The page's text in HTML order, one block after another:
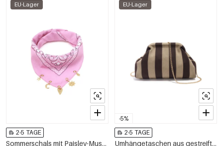
EU-Lager
2-5 TAGE
Sommerschals mit Paisley-Muster, klassische Baumwolle, Alltagsaccessoires
-5%
EU-Lager
2-5 TAGE
Umhängetaschen aus gestreiftem Polyester